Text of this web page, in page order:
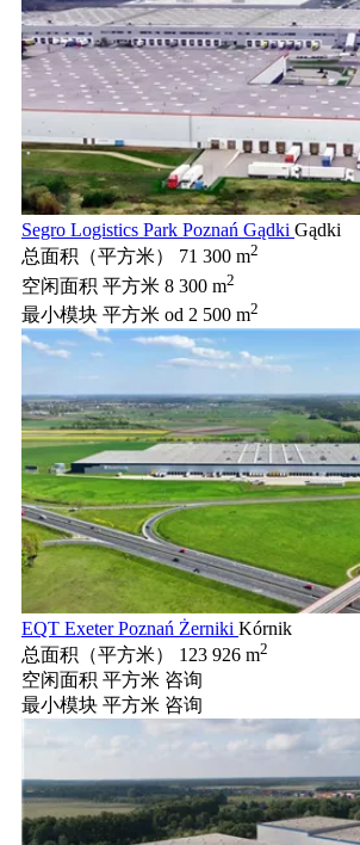
Segro Logistics Park Poznań Gądki Gądki
总面积（平方米）
71 300 m2
空闲面积 平方米 8 300 m2
最小模块 平方米 od 2 500 m2
EQT Exeter Poznań Żerniki Kórnik
总面积（平方米）
123 926 m2
空闲面积 平方米 咨询
最小模块 平方米 咨询